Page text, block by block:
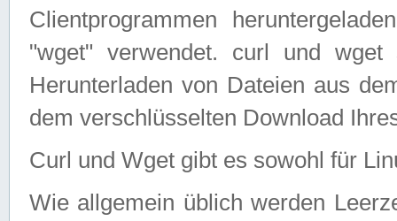
Clientprogrammen
"wget" verwendet. curl und wget
Herunterladen von Dateien aus
dem verschlüsselten Download
Curl und Wget gibt es sowohl für
Wie allgemein üblich werden